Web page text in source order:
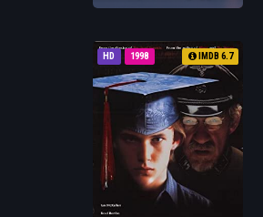
HD 1998 IMDB 6.7